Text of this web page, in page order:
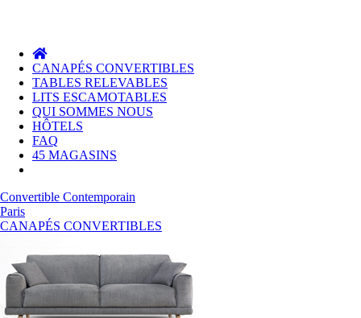
DESTOCKAGE DE L'ÉTÉ :
Jusqu'a -60% !
CANAPÉS CONVERTIBLES
TABLES RELEVABLES
LITS ESCAMOTABLES
QUI SOMMES NOUS
HÔTELS
FAQ
45 MAGASINS
Convertible Contemporain
Paris
CANAPÉS CONVERTIBLES